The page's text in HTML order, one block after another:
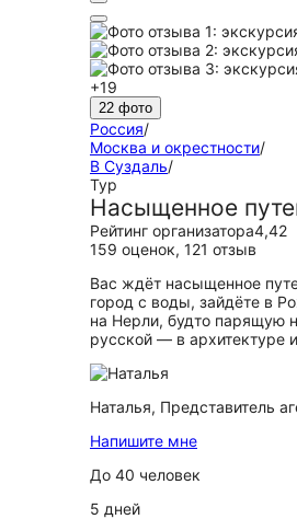
+19
22 фото
Россия/
Москва и окрестности/
В Суздаль/
Тур
Насыщенное
Рейтинг организатора4,42
159 оценок, 121 отзыв
Вас ждёт насыщенное
город с воды, зайдёте в
на Нерли, будто парящую
русской — в архитектуре
Наталья, Представитель
Напишите мне
До 40 человек
5 дней